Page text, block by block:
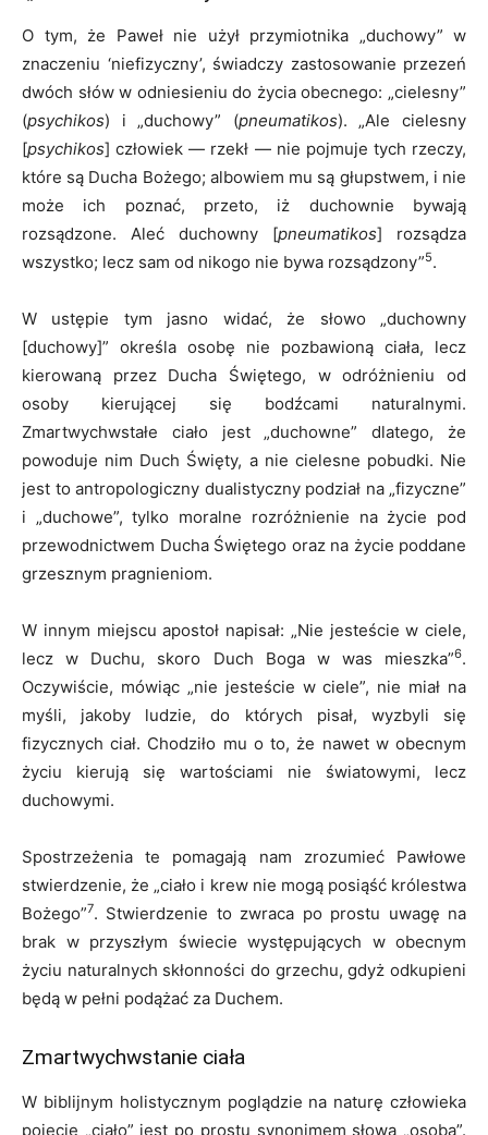
O tym, że Paweł nie użył przymiotnika „duchowy” w
znaczeniu ‘niefizyczny’, świadczy zastosowanie przezeń
dwóch słów w odniesieniu do życia obecnego: „cielesny”
(psychikos) i „duchowy” (pneumatikos). „Ale cielesny
[psychikos] człowiek — rzekł — nie pojmuje tych rzeczy,
które są Ducha Bożego; albowiem mu są głupstwem, i nie
może ich poznać, przeto, iż duchownie bywają
rozsądzone. Aleć duchowny [pneumatikos] rozsądza
wszystko; lecz sam od nikogo nie bywa rozsądzony”5.
W ustępie tym jasno widać, że słowo „duchowny
[duchowy]” określa osobę nie pozbawioną ciała, lecz
kierowaną przez Ducha Świętego, w odróżnieniu od
osoby kierującej się bodźcami naturalnymi.
Zmartwychwstałe ciało jest „duchowne” dlatego, że
powoduje nim Duch Święty, a nie cielesne pobudki. Nie
jest to antropologiczny dualistyczny podział na „fizyczne”
i „duchowe”, tylko moralne rozróżnienie na życie pod
przewodnictwem Ducha Świętego oraz na życie poddane
grzesznym pragnieniom.
W innym miejscu apostoł napisał: „Nie jesteście w ciele,
lecz w Duchu, skoro Duch Boga w was mieszka”6.
Oczywiście, mówiąc „nie jesteście w ciele”, nie miał na
myśli, jakoby ludzie, do których pisał, wyzbyli się
fizycznych ciał. Chodziło mu o to, że nawet w obecnym
życiu kierują się wartościami nie światowymi, lecz
duchowymi.
Spostrzeżenia te pomagają nam zrozumieć Pawłowe
stwierdzenie, że „ciało i krew nie mogą posiąść królestwa
Bożego”7. Stwierdzenie to zwraca po prostu uwagę na
brak w przyszłym świecie występujących w obecnym
życiu naturalnych skłonności do grzechu, gdyż odkupieni
będą w pełni podążać za Duchem.
Zmartwychwstanie ciała
W biblijnym holistycznym poglądzie na naturę człowieka
pojęcie „ciało” jest po prostu synonimem słowa „osoba”.